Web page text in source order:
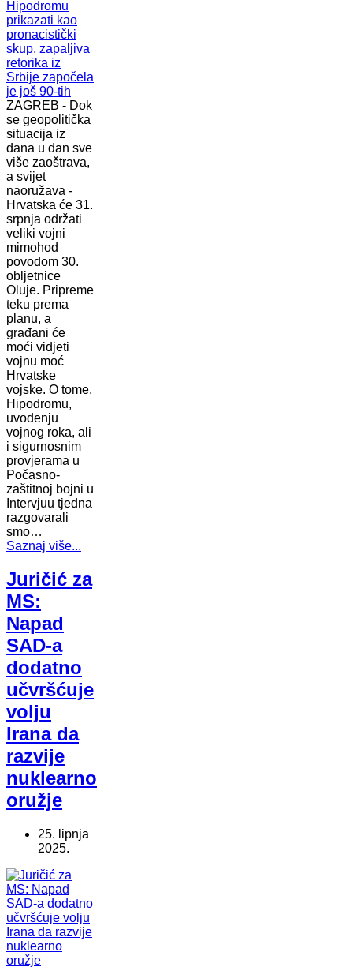
ZAGREB - Dok
se geopolitička
situacija iz
dana u dan sve
više zaoštrava,
a svijet
naoružava -
Hrvatska će 31.
srpnja održati
veliki vojni
mimohod
povodom 30.
obljetnice
Oluje. Pripreme
teku prema
planu, a
građani će
moći vidjeti
vojnu moć
Hrvatske
vojske. O tome,
Hipodromu,
uvođenju
vojnog roka, ali
i sigurnosnim
provjerama u
Počasno-
zaštitnoj bojni u
Intervjuu tjedna
razgovarali
smo…
Saznaj više...
Juričić za
MS:
Napad
SAD-a
dodatno
učvršćuje
volju
Irana da
razvije
nuklearno
oružje
25. lipnja
2025.